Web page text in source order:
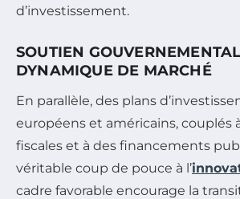
d’investissement.
SOUTIEN
DYNAMIQUE DE MARCHÉ
En parallèle, des plans
européens et américains, couplés
fiscales et à des financements
véritable coup de pouce à l’
cadre favorable encourage la